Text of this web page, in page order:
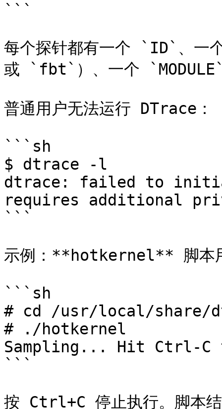
```
每个探针都有一个 `ID`、
或 `fbt`）、一个
普通用户无法运行 DTrace：
```sh
$ dtrace -l
dtrace: failed to
requires additional
```
示例：**hotkernel** 脚本用
```sh
# cd /usr/local/share/
# ./hotkernel
Sampling... Hit Ctrl-C
```
按 Ctrl+C 停止执行。脚本结